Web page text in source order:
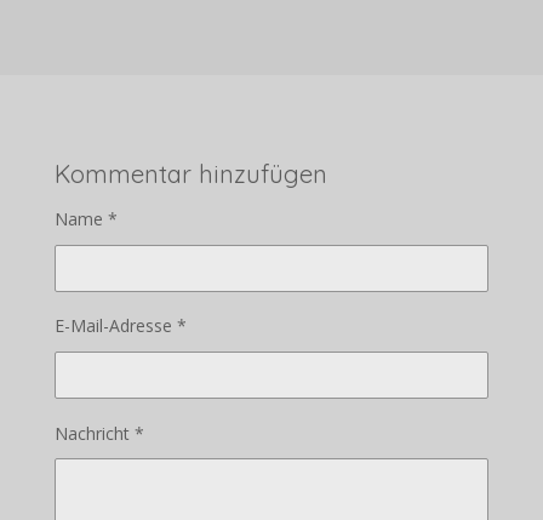
Kommentar hinzufügen
Name *
E-Mail-Adresse *
Nachricht *